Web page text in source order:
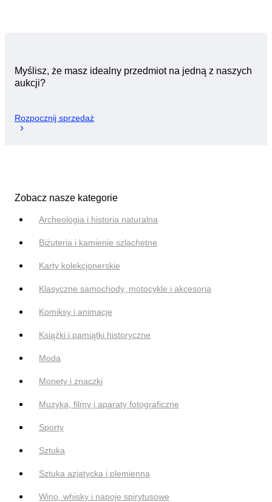
Myślisz, że masz idealny przedmiot na jedną z naszych
aukcji?
Rozpocznij sprzedaż
Zobacz nasze kategorie
Archeologia i historia naturalna
Biżuteria i kamienie szlachetne
Karty kolekcjonerskie
Klasyczne samochody, motocykle i akcesoria
Komiksy i animacje
Książki i pamiątki historyczne
Moda
Monety i znaczki
Muzyka, filmy i aparaty fotograficzne
Sporty
Sztuka
Sztuka azjatycka i plemienna
Wino, whisky i napoje spirytusowe